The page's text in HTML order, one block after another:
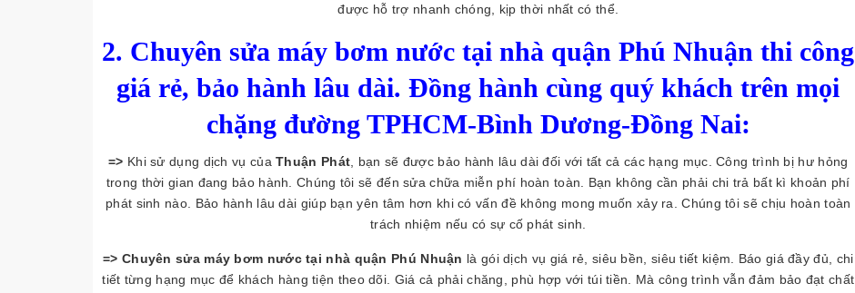
được hỗ trợ nhanh chóng, kịp thời nhất có thể.
2. Chuyên sửa máy bơm nước tại nhà quận Phú Nhuận thi công
giá rẻ, bảo hành lâu dài. Đồng hành cùng quý khách trên mọi
chặng đường TPHCM-Bình Dương-Đồng Nai:
=> Khi sử dụng dịch vụ củaThuận Phát , bạn sẽ được bảo hành lâu dài đối với tất cả các hạng mục. Công trình bị hư hỏng
trong thời gian đang bảo hành. Chúng tôi sẽ đến sửa chữa miễn phí hoàn toàn. Bạn không cần phải chi trả bất kì khoản phí
phát sinh nào. Bảo hành lâu dài giúp bạn yên tâm hơn khi có vấn đề không mong muốn xảy ra. Chúng tôi sẽ chịu hoàn toàn
trách nhiệm nếu có sự cố phát sinh.
=> Chuyên sửa máy bơm nước tại nhà quận Phú Nhuận là gói dịch vụ giá rẻ, siêu bền, siêu tiết kiệm. Báo giá đầy đủ, chi
tiết từng hạng mục để khách hàng tiện theo dõi. Giá cả phải chăng, phù hợp với túi tiền. Mà công trình vẫn đảm bảo đạt chất